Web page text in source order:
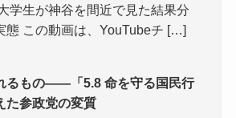
学生が神谷を間近で見た結果分
態 この動画は、YouTubeチ […]
るもの――「5.8 命を守る国民行
た参政党の変質